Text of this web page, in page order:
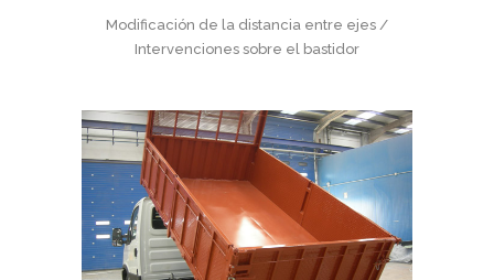
Modificación de la distancia entre ejes /
Intervenciones sobre el bastidor